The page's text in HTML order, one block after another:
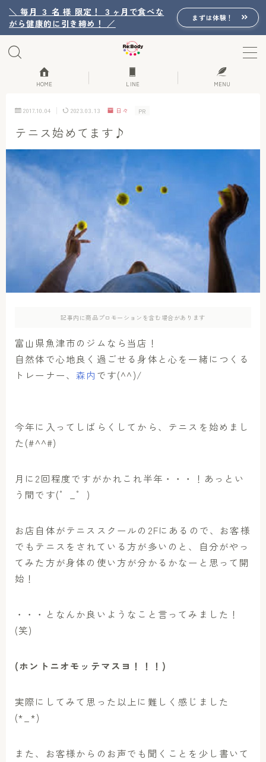
＼ 毎月 ３ 名 様 限定！ ３ヶ月で食べな
がら健康的に引き締め！ ／
まずは体験！
MENU
Re:Bodyの想い
Re:Bodyのセッション
初回体験詳細
Re:Bodyのメニュー
記事カテゴリー一覧
プロフィール
アクセス
お問い合わせ
HOME LINE MENU
2017.10.04 2023.03.13 日々 PR
テニス始めてます♪
記事内に商品プロモーションを含む場合があります
富山県魚津市のジムなら当店！
自然体で心地良く過ごせる身体と心を一緒につくる
トレーナー、 森内 です(^^)/
今年に入ってしばらくしてから、テニスを始めまし
た(#^^#)
月に2回程度ですがかれこれ半年・・・！あっとい
う間です(゜_゜)
お店自体がテニススクールの2Fにあるので、お客様
でもテニスをされている方が多いのと、自分がやっ
てみた方が身体の使い方が分かるかなーと思って開
始！
・・・となんか良いようなこと言ってみました！
(笑)
(ホントニオモッテマスヨ！！！)
実際にしてみて思った以上に難しく感じました
(*_*)
また、お客様からのお声でも聞くことを少し書いて